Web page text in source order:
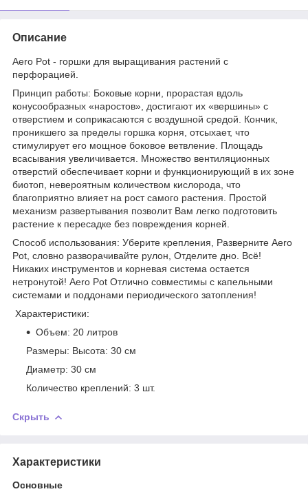
Описание
Aero Pot - горшки для выращивания растений с
перфорацией.
Принцип работы: Боковые корни, прорастая вдоль
конусообразных «наростов», достигают их «вершины» с
отверстием и соприкасаются с воздушной средой. Кончик,
проникшего за пределы горшка корня, отсыхает, что
стимулирует его мощное боковое ветвление. Площадь
всасывания увеличивается. Множество вентиляционных
отверстий обеспечивает корни и функционирующий в их зоне
биотоп, невероятным количеством кислорода, что
благоприятно влияет на рост самого растения. Простой
механизм развертывания позволит Вам легко подготовить
растение к пересадке без повреждения корней.
Способ использования: Уберите крепления, Разверните Aero
Pot, словно разворачивайте рулон, Отделите дно. Всё!
Никаких инструментов и корневая система остается
нетронутой! Aero Pot Отлично совместимы с капельными
системами и поддонами периодического затопления!
Характеристики:
Объем: 20 литров
Размеры: Высота: 30 см
Диаметр: 30 см
Количество креплений: 3 шт.
Скрыть
Характеристики
Основные